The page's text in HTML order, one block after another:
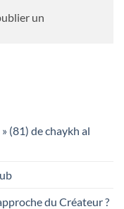
un
(81) de chaykh al
du Créateur ?